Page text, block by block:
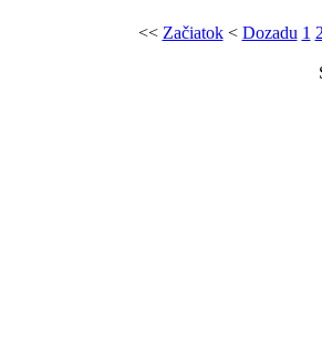
<< Začiatok< Dozadu 1